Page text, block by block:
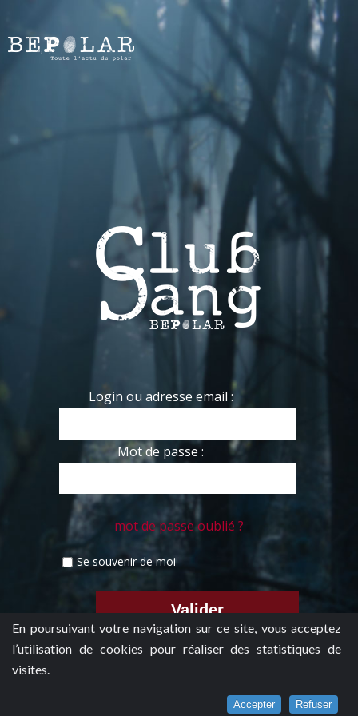
En poursuivant votre navigation sur ce site, vous acceptez
l’utilisation de cookies pour réaliser des statistiques de
visites.
Accepter Refuser
Login ou adresse email :
Mot de passe :
mot de passe oublié ?
Se souvenir de moi